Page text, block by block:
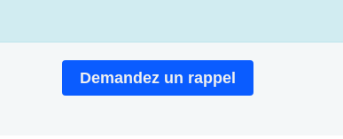
Demandez un rappel